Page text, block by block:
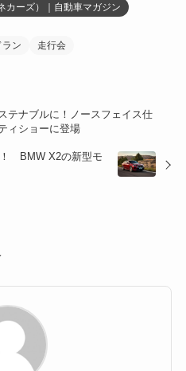
カーズ）｜自動車マガジン
ラン
走行会
テナブルに！ノースフェイス仕
ィショーに登場
BMW X2の新型モ